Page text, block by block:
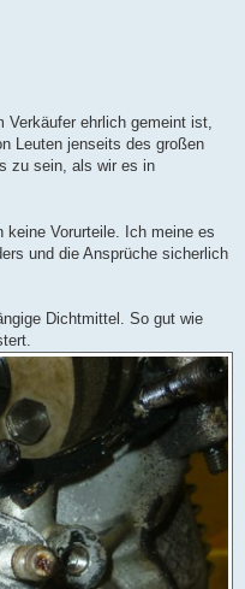
Verkäufer ehrlich gemeint ist,
Leuten jenseits des großen
zu sein, als wir es in
keine Vorurteile. Ich meine es
und die Ansprüche sicherlich
Dichtmittel. So gut wie